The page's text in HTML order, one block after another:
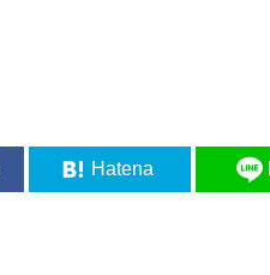
Hatena